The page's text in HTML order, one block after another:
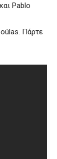
Pablo
Πάρτε